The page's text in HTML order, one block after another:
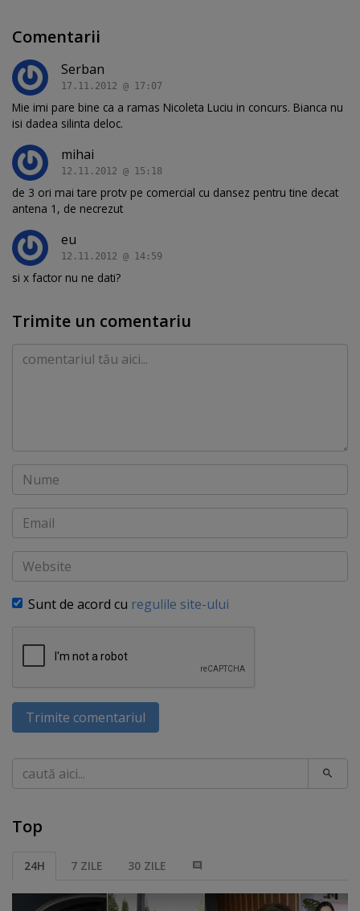
Comentarii
Serban
17.11.2012 @ 17:07
Mie imi pare bine ca a ramas Nicoleta Luciu in concurs. Bianca nu
isi dadea silinta deloc.
mihai
12.11.2012 @ 15:18
de 3 ori mai tare protv pe comercial cu dansez pentru tine decat
antena 1, de necrezut
eu
12.11.2012 @ 14:59
si x factor nu ne dati?
Trimite un comentariu
Comentariu
Nume
Email
Website
Sunt de acord cu regulile site-ului
Trimite comentariul
Caută
Top
24H 7 ZILE 30 ZILE